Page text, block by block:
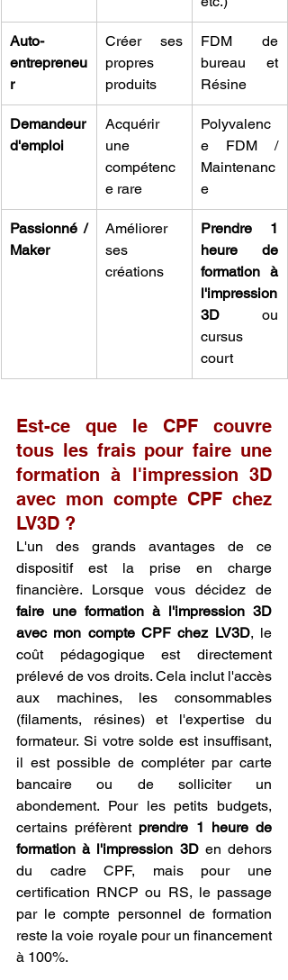
Auto-
entrepreneu
r
Créer ses
propres
produits
FDM de
bureau et
Résine
Demandeur
d'emploi
Acquérir
une
compétenc
e rare
Polyvalenc
e FDM /
Maintenanc
e
Passionné /
Maker
Améliorer
ses
créations
Prendre 1
heure de
formation à
l'impression
3D ou
cursus
court
Est-ce que le CPF couvre
tous les frais pour faire une
formation à l'impression 3D
avec mon compte CPF chez
LV3D ?
L'un des grands avantages de ce
dispositif est la prise en charge
faire une formation à l'impression 3D
avec mon compte CPF chez LV3D, le
coût pédagogique est directement
prélevé de vos droits. Cela inclut l'accès
aux machines, les consommables
(filaments, résines) et l'expertise du
formateur. Si votre solde est insuffisant,
il est possible de compléter par carte
bancaire ou de solliciter un
abondement. Pour les petits budgets,
certains préfèrent prendre 1 heure de
formation à l'impression 3D en dehors
du cadre CPF, mais pour une
certification RNCP ou RS, le passage
par le compte personnel de formation
reste la voie royale pour un financement
à 100%.